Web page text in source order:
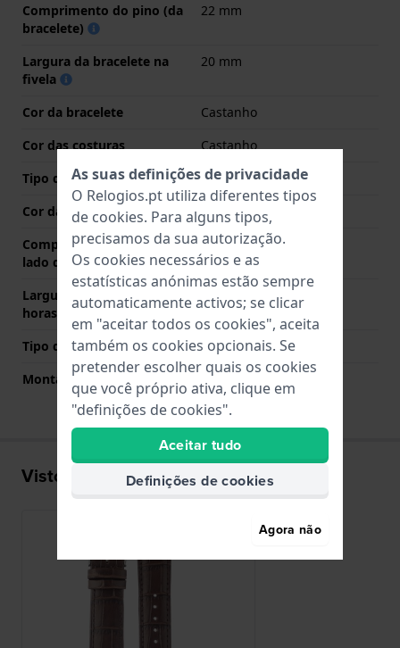
Comprimento do pino (da
bracelete)
22 mm
Largura da bracelete na
fivela
20 mm
Cor da bracelete
Castanho
Cor das costuras
Castanho
Tipo de Fecho
Fecho
Cor da fivela
Prata
Comprimento de banda no
lado das 12 horas
80 mm
Largura de banda lado 6
horas (mm)
120 mm
Tipo de montagem
Pinos de pressão
Montagem Reta
Sim
Visto recentemente
As suas definições de privacidade
O Relogios.pt utiliza diferentes tipos
de cookies. Para alguns tipos,
precisamos da sua autorização.
Os cookies necessários e as
estatísticas anónimas estão sempre
automaticamente activos; se clicar
em "aceitar todos os cookies", aceita
também os cookies opcionais. Se
pretender escolher quais os cookies
que você próprio ativa, clique em
"definições de cookies".
Aceitar tudo
Definições de cookies
Agora não